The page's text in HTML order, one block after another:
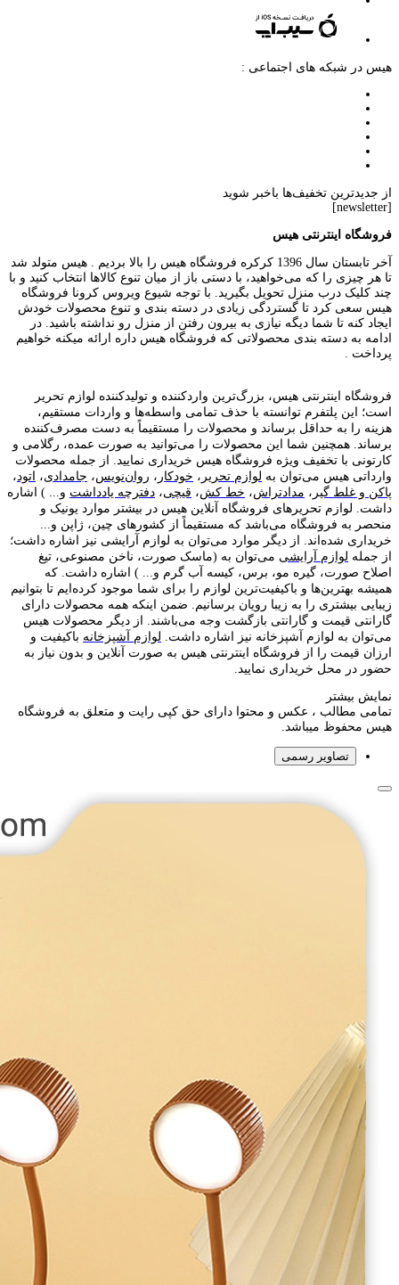
هیس در شبکه های اجتماعی :
از جدیدترین تخفیف‌ها باخبر شوید
[newsletter]
فروشگاه اینترنتی هیس
آخر تابستان سال 1396 کرکره فروشگاه هیس را بالا بردیم . هیس متولد شد
تا هر چیزی را که می‌خواهید، با دستی باز از میان تنوع کالاها انتخاب کنید و با
چند کلیک درب منزل تحویل بگیرید. با توجه شیوع ویروس کرونا فروشگاه
هیس سعی کرد تا گستردگی زیادی در دسته بندی و تنوع محصولات خودش
ایجاد کنه تا شما دیگه نیازی به بیرون رفتن از منزل رو نداشته باشید. در
ادامه به دسته بندی محصولاتی که فروشگاه هیس داره ارائه میکنه خواهیم
پرداخت .
فروشگاه اینترنتی هیس، بزرگ‌ترین وارد‌کننده و تولید‌کننده لوازم تحریر
است؛ این پلتفرم توانسته با حذف تمامی واسطه‌ها و واردات مستقیم،
هزینه را به حداقل برساند و محصولات را مستقیماً به دست مصرف‌کننده
برساند. همچنین شما این محصولات را می‌توانید به صورت عمده، رگلامی و
کارتونی با تخفیف ویژه فروشگاه هیس خریداری نمایید. از جمله محصولات
وارداتی هیس می‌توان به لوازم تحریر ، خودکار ، روان‌نویس، جامدادی، اتود ،
پاکن و غلط گیر ، مدادتراش، خط کش، قیچی، دفترچه یادداشت و... ) اشاره
داشت. لوازم تحریر‌های فروشگاه آنلاین هیس در بیشتر موارد یونیک و
منحصر به فروشگاه می‌باشد که مستقیماً از کشور‌های چین، ژاپن و...
خریداری شده‌اند. از دیگر موارد می‌توان به لوازم آرایشی نیز اشاره داشت؛
از جمله لوازم آرایشی می‌توان به (ماسک صورت، ناخن مصنوعی، تیغ
اصلاح صورت، گیره مو، برس، کیسه آب گرم و... ) اشاره داشت. که
همیشه بهترین‌ها و باکیفیت‌ترین لوازم را برای شما موجود کرده‌ایم تا بتوانیم
زیبایی بیشتری را به زیبا رویان برسانیم. ضمن اینکه همه محصولات دارای
گارانتی قیمت و گارانتی بازگشت وجه می‌باشند. از دیگر محصولات هیس
می‌توان به لوازم آشپزخانه نیز اشاره داشت. لوازم آشپزخانه باکیفیت و
ارزان قیمت را از فروشگاه اینترنتی هیس به صورت آنلاین و بدون نیاز به
حضور در محل خریداری نمایید.
نمایش بیشتر
تمامی مطالب ، عکس و محتوا دارای حق کپی رایت و متعلق به فروشگاه
هیس محفوظ میباشد.
تصاویر رسمی